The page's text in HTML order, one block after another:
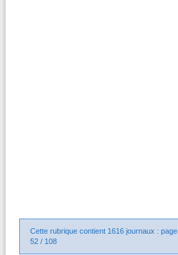
Cette rubrique contient 1616 journaux : page
52 / 108